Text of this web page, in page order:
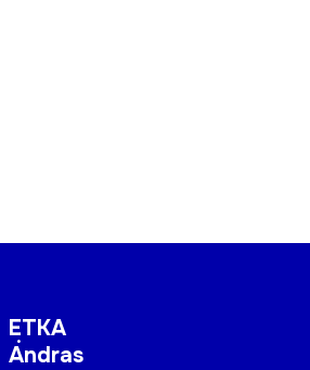
ETKA
Andras